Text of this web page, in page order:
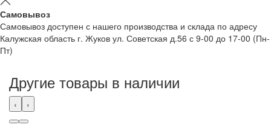
Самовывоз
Самовывоз доступен с нашего производства и склада по адресу
Калужская область г. Жуков ул. Советская д.56 с 9-00 до 17-00 (Пн-
Пт)
Другие товары в наличии
‹ ›